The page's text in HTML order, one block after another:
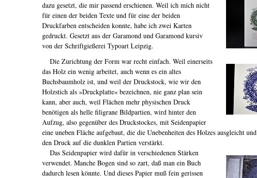
dazu gesetzt, die mir passend erschienen. Weil ich mich nicht
für einen der beiden Texte und für eine der beiden
Druckfarben entscheiden konnte, habe ich zwei Karten
gedruckt. Gesetzt aus der Garamond und Garamond kursiv
von der Schriftgießerei Typoart Leipzig.
Die Zurichtung der Form war recht einfach. Weil einerseits
das Holz ein wenig arbeitet, auch wenn es ein altes
Buchsbaumholz ist, und weil der Druckstock, wie wir den
Holzstich als »Druckplatte« bezeichnen, nie ganz plan sein
kann, aber auch, weil Flächen mehr physischen Druck
benötigen als helle filigrane Bildpartien, wird hinter den
Aufzug, also gegenüber des Druckstockes, mit Seidenpapier
eine uneben Fläche aufgebaut, die die Unebenheiten des Holzes ausgleicht und
den Druck auf die dunklen Partien verstärkt.
Das Seidenpapier wird dafür in verschiedenen Stärken
verwendet. Manche Bogen sind so zart, daß man ein Buch
dadurch lesen könnte. Und dieses Papier muß fein gerissen